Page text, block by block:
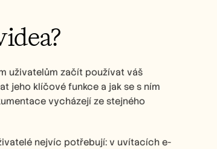
uživatelům začít používat váš
jeho klíčové funkce a jak se s ním
vycházejí ze stejného
nejvíc potřebují: v uvítacích e-